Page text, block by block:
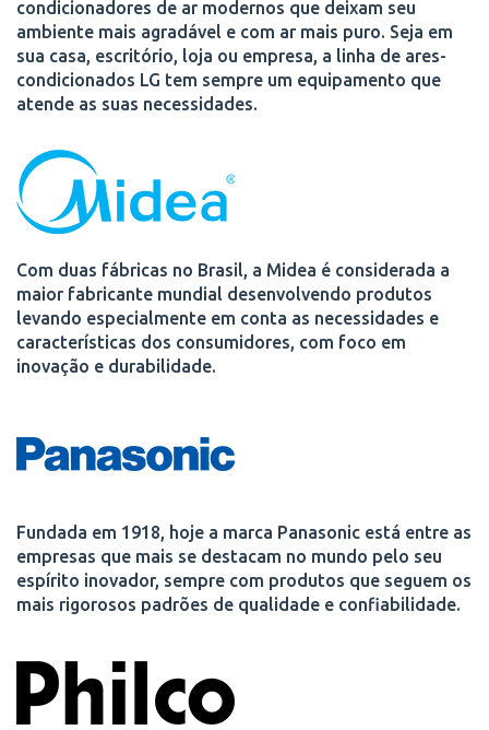
condicionadores de ar modernos que deixam seu
ambiente mais agradável e com ar mais puro. Seja em
sua casa, escritório, loja ou empresa, a linha de ares-
condicionados LG tem sempre um equipamento que
atende as suas necessidades.
Com duas fábricas no Brasil, a Midea é considerada a
maior fabricante mundial desenvolvendo produtos
levando especialmente em conta as necessidades e
características dos consumidores, com foco em
inovação e durabilidade.
Fundada em 1918, hoje a marca Panasonic está entre as
empresas que mais se destacam no mundo pelo seu
espírito inovador, sempre com produtos que seguem os
mais rigorosos padrões de qualidade e confiabilidade.